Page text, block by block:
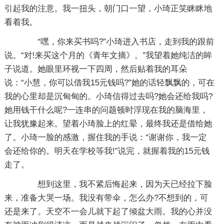
引起我的注意。我一扭头，朝门口一望，小琦正笑眯眯地
看着我。
“嘿，你来买书吗?”小琦进入书店，走到我的跟前
说。“对!来买这个月的《青年文摘》。”我望着她纯洁的眸
子说道。她眼里环视一下四周，然后贴着我的耳朵
说：“小慧，你可以借我15元钱吗?”她的话轻飘飘的，可在
我的心里却是沉甸甸的。小琦信得过去吗?她会还给我吗?
她用钱干什么呢?一连串的问题顿时浮现在我的脑海里，
让我犹豫起来。望着小琦脸上的红晕，最终我还是借给她
了。小琦一脸的感激，握住我的手说：“谢谢你，我一定
会还给你的。明天在学校等我!”说完，就握着我的15元钱
走了。
想到这里，我不紧后悔起来，因为天已经拉下脸
来，准备大哭一场。我没有带伞，怎么办?不想到的，可
还是来了。天空不一会儿就下起了倾盆大雨。我的心并没